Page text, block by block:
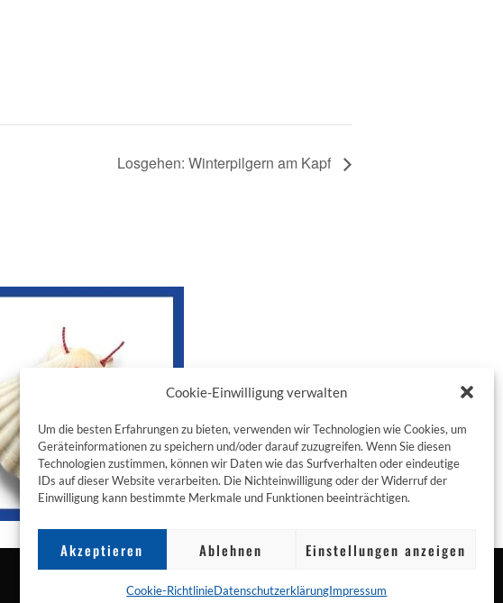
Cookie-Einwilligung verwalten
Um die besten Erfahrungen zu bieten, verwenden wir Technologien wie Cookies, um
Geräteinformationen zu speichern und/oder darauf zuzugreifen. Wenn Sie diesen
Technologien zustimmen, können wir Daten wie das Surfverhalten oder eindeutige
IDs auf dieser Website verarbeiten. Die Nichteinwilligung oder der Widerruf der
Einwilligung kann bestimmte Merkmale und Funktionen beeinträchtigen.
Akzeptieren Ablehnen Einstellungen anzeigen
Cookie-RichtlinieDatenschutzerklärungImpressum
Losgehen: Winterpilgern am Kapf